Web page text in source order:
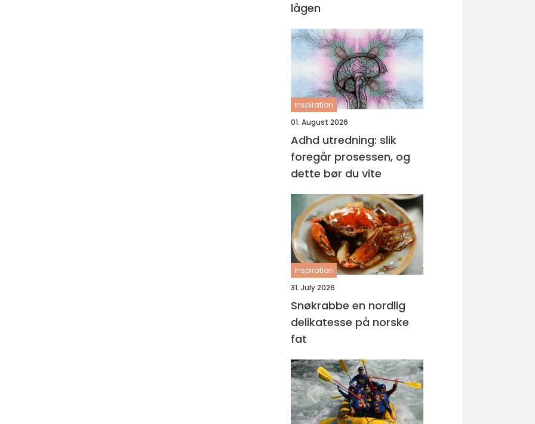
lågen
inspiration
01. August 2026
Adhd utredning: slik
foregår prosessen, og
dette bør du vite
inspiration
31. July 2026
Snøkrabbe en nordlig
delikatesse på norske
fat